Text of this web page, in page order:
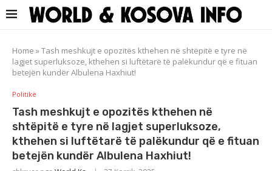
Home »Tash meshkujt e opozitës kthehen në shtëpitë e tyre në
lagjet superluksoze, kthehen si luftëtarë të palëkundur që e fituan
betejën kundër Albulena Haxhiut!
Politikë
Tash meshkujt e opozitës kthehen në
shtëpitë e tyre në lagjet superluksoze,
kthehen si luftëtarë të palëkundur që e fituan
betejën kundër Albulena Haxhiut!